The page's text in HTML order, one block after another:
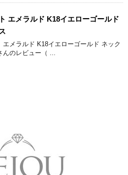
エメラルド K18イエローゴールド
エメラルド K18イエローゴールド ネック
んのレビュー（ ...